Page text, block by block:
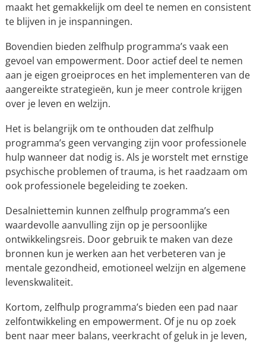
maakt het gemakkelijk om deel te nemen en consistent
te blijven in je inspanningen.
Bovendien bieden zelfhulp programma’s vaak een
gevoel van empowerment. Door actief deel te nemen
aan je eigen groeiproces en het implementeren van de
aangereikte strategieën, kun je meer controle krijgen
over je leven en welzijn.
Het is belangrijk om te onthouden dat zelfhulp
programma’s geen vervanging zijn voor professionele
hulp wanneer dat nodig is. Als je worstelt met ernstige
psychische problemen of trauma, is het raadzaam om
ook professionele begeleiding te zoeken.
Desalniettemin kunnen zelfhulp programma’s een
waardevolle aanvulling zijn op je persoonlijke
ontwikkelingsreis. Door gebruik te maken van deze
bronnen kun je werken aan het verbeteren van je
mentale gezondheid, emotioneel welzijn en algemene
levenskwaliteit.
Kortom, zelfhulp programma’s bieden een pad naar
zelfontwikkeling en empowerment. Of je nu op zoek
bent naar meer balans, veerkracht of geluk in je leven,